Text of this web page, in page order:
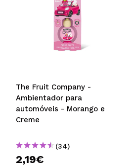
The Fruit Company -
Ambientador para
automóveis - Morango e
Creme
(34)
2,19€